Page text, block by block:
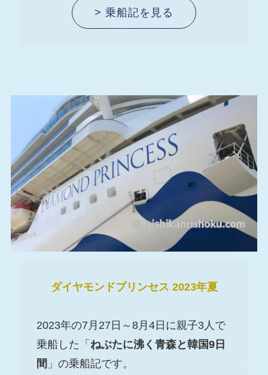
> 乗船記を見る
ダイヤモンドプリンセス 2023年夏
2023年の7月27日～8月4日に親子3人で
乗船した「 ねぶたに沸く青森と韓国9日
間 」の乗船記です。